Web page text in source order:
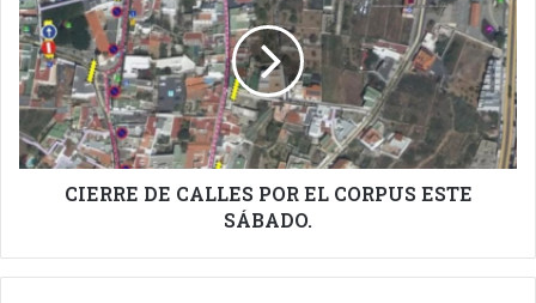
CALLES
POR
EL
CORPUS
ESTE
SÁBADO.
CIERRE DE CALLES POR EL CORPUS ESTE
SÁBADO.